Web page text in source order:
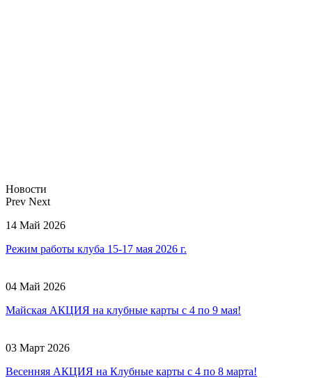
Новости
Prev Next
14 Май 2026
Режим работы клуба 15-17 мая 2026 г.
04 Май 2026
Майская АКЦИЯ на клубные карты с 4 по 9 мая!
03 Март 2026
Весенняя АКЦИЯ на Клубные карты с 4 по 8 марта!